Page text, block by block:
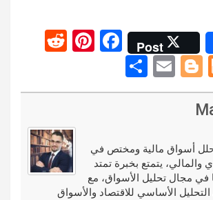
Post
F
ce
o
k
Pi
er
t
d
t
M
ix
Bl
o
er
E
m
h
أسواق مالية ومختص في
والمالي، يتمتع بخبرة تمتد
من 16 عامًا في مجال تحليل الأسواق، مع
الأساسي للاقتصاد والأسواق